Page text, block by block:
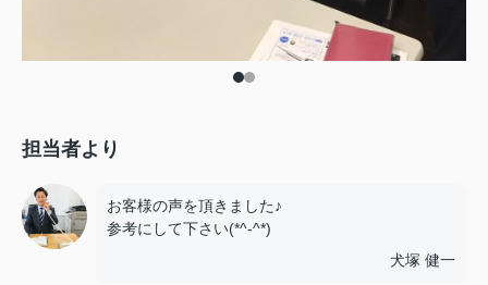
担当者より
お客様の声を頂きました♪
参考にして下さい(*^-^*)
犬塚 健一